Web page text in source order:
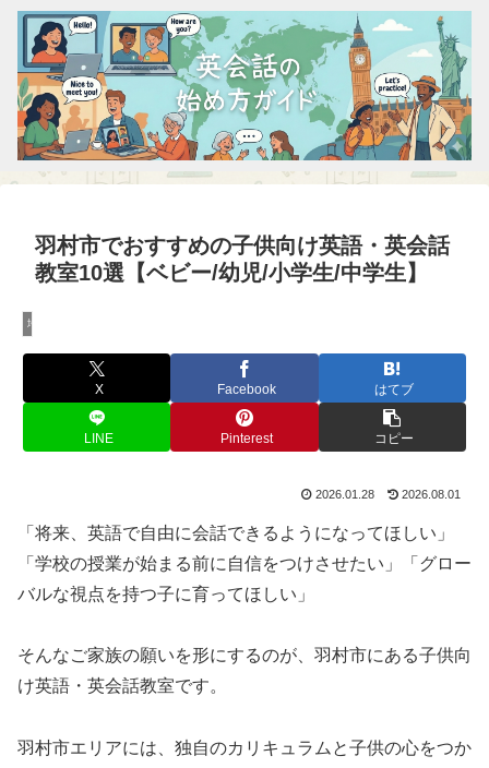
羽村市でおすすめの子供向け英語・英会話
教室10選【ベビー/幼児/小学生/中学生】
地域別英会話ガイド
X Facebook はてブ
LINE Pinterest コピー
2026.01.28 2026.08.01
「将来、英語で自由に会話できるようになってほしい」
「学校の授業が始まる前に自信をつけさせたい」「グロー
バルな視点を持つ子に育ってほしい」
そんなご家族の願いを形にするのが、羽村市にある子供向
け英語・英会話教室です。
羽村市エリアには、独自のカリキュラムと子供の心をつか